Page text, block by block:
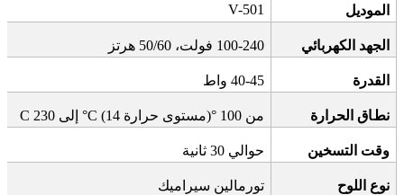
الموديل V-501
الجهد الكهربائي 100-240 فولت، 50/60 هرتز
القدرة 40-45 واط
نطاق الحرارة من 100 °C إلى 230 °C (14 مستوى حرارة)
وقت التسخين حوالي 30 ثانية
نوع اللوح تورمالين سيراميك